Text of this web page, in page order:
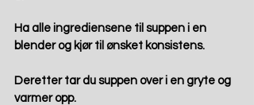
Ha alle ingrediensene til suppen i en
blender og kjør til ønsket konsistens.
Deretter tar du suppen over i en gryte og
varmer opp.